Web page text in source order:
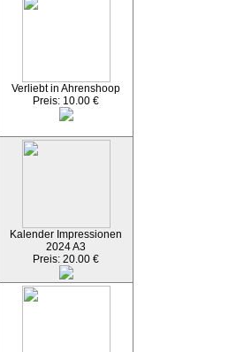
Verliebt in Ahrenshoop
Preis: 10.00 €
Kalender Impressionen
2024 A3
Preis: 20.00 €